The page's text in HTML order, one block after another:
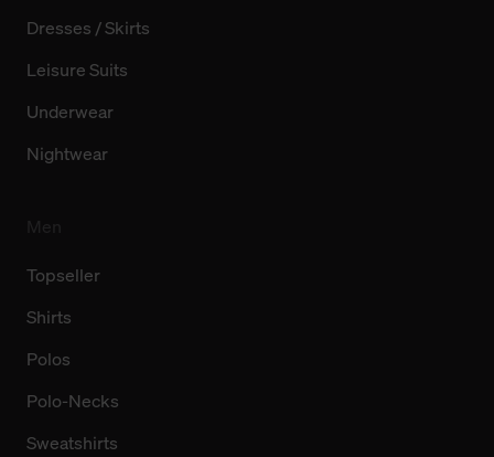
Dresses / Skirts
Leisure Suits
Underwear
Nightwear
Topseller
Shirts
Polos
Polo-Necks
Sweatshirts